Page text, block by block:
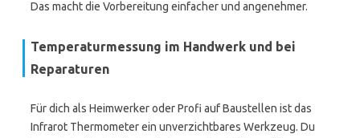
Das macht die Vorbereitung einfacher und angenehmer.
Temperaturmessung im Handwerk und bei
Reparaturen
Für dich als Heimwerker oder Profi auf Baustellen ist das
Infrarot Thermometer ein unverzichtbares Werkzeug. Du